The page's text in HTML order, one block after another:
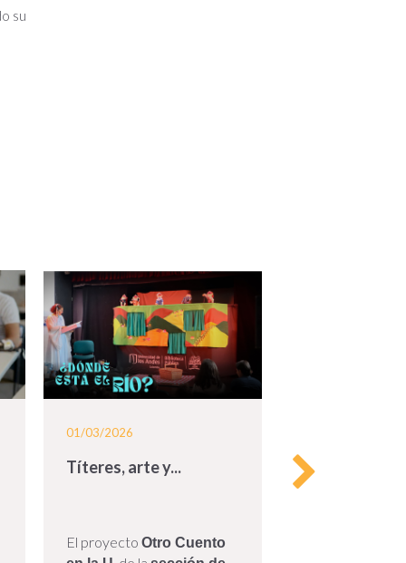
su
01/03/2026
Títeres, arte y...
El proyecto Otro Cuento
Donación de